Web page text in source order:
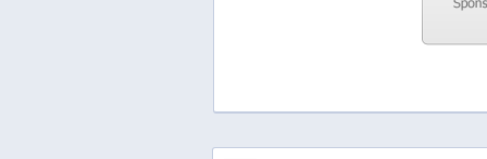
PreviousNextStop